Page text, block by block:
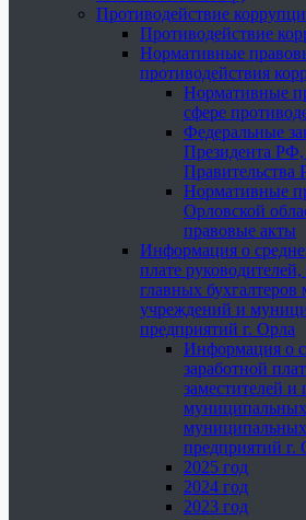
Противодействие
Противодействие
Нормативные
противодействия
Нормативные
сфере
Федеральные
Президента РФ,
Правительства
Нормативные
Орловской
правовые акты
Информация о
плате
главных
учреждений и
предприятий г. Орла
Информация о
заработной
заместителей и
предприятий г.
2025 год
2024 год
2023 год